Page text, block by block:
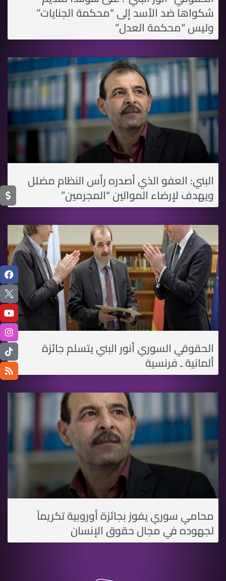
شكواها ضد الأسد إلى “محكمة الجنايات”
وليس “محكمة العدل”
البني: العفو الذي أصدره رأس النظام مضلل
ويهدف لإرضاء الموالين “المجرمين”
الحقوقي السوري أنور البني يتسلم جائزة
ألمانية ـ فرنسية
محامي سوري يفوز بجائزة أوروبية تكريماً
لجهوده في مجال حقوق الإنسان